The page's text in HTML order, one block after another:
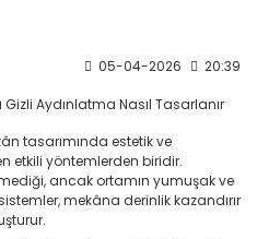
05-04-2026 20:39
tasarımında estetik ve
etkili yöntemlerden biridir.
ancak ortamın yumuşak ve
mekâna derinlik kazandırır